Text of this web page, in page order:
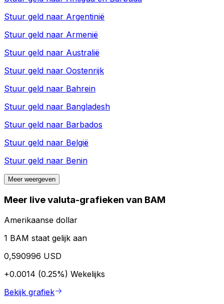
Stuur geld naar Argentinië
Stuur geld naar Armenië
Stuur geld naar Australië
Stuur geld naar Oostenrijk
Stuur geld naar Bahrein
Stuur geld naar Bangladesh
Stuur geld naar Barbados
Stuur geld naar België
Stuur geld naar Benin
Meer weergeven
Meer live valuta-grafieken van BAM
Amerikaanse dollar
1 BAM staat gelijk aan
0,590996 USD
+0.0014 (0.25%) Wekelijks
Bekijk grafiek